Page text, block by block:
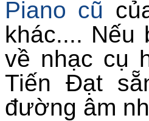
Piano cũ
khác.... Nếu
về nhạc cụ
Tiến Đạt
đường âm